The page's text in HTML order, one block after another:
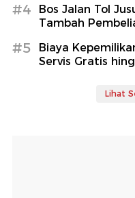
#4
Bos Jalan Tol
Tambah
#5
Biaya
Servis Gratis
Lihat